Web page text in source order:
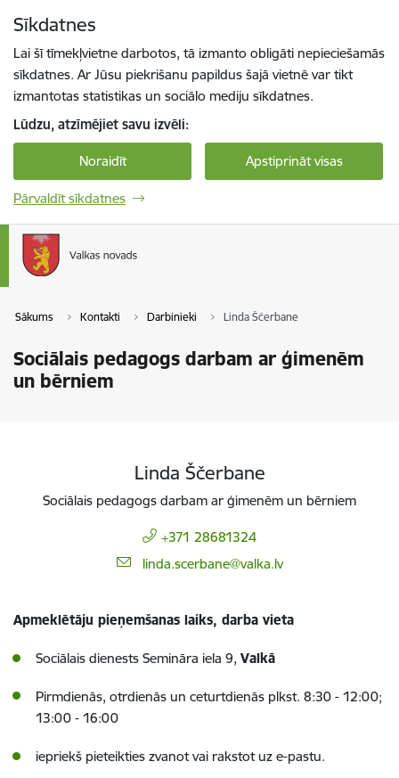
Sīkdatnes
Lai šī tīmekļvietne darbotos, tā izmanto obligāti nepieciešamās
sīkdatnes. Ar Jūsu piekrišanu papildus šajā vietnē var tikt
izmantotas statistikas un sociālo mediju sīkdatnes.
Lūdzu, atzīmējiet savu izvēli:
Noraidīt Apstiprināt visas
Pārvaldīt sīkdatnes
Sākums Kontakti Darbinieki Linda Ščerbane
Sociālais pedagogs darbam ar ģimenēm
un bērniem
Linda Ščerbane
Sociālais pedagogs darbam ar ģimenēm un bērniem
+371 28681324
E-pasts:
linda.scerbane@valka.lv
Apmeklētāju pieņemšanas laiks, darba vieta
Sociālais dienests Semināra iela 9, Valkā
Pirmdienās, otrdienās un ceturtdienās plkst. 8:30 - 12:00;
13:00 - 16:00
iepriekš pieteikties zvanot vai rakstot uz e-pastu.